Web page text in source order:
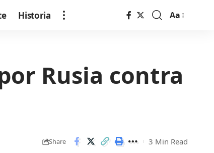
Historia
Font
Aa
Rusia contra
Share 3 Min Read